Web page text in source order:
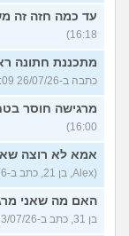
עד כמה חזה זה
16:18)
מתכננת חתונה
כתבה ב-26/07/26 16:09)
מרגישה חוסר
16:00)
אמא לא רוצה
(Alex, בן 21, כתב ב-23/07/26 16:01)
האם מה שאני
בן 31, כתב ב-23/07/26 15:50)